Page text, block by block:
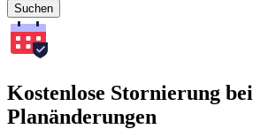
Suchen
Kostenlose Stornierung bei
Planänderungen